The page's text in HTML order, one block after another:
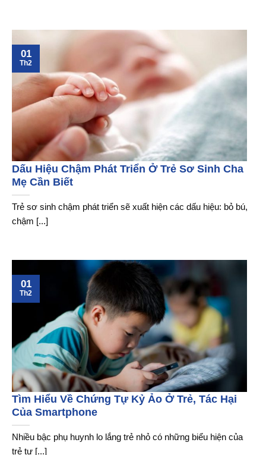
Dấu Hiệu Chậm Phát Triển Ở Trẻ Sơ Sinh Cha
Mẹ Cần Biết
Trẻ sơ sinh chậm phát triển sẽ xuất hiện các dấu hiệu: bỏ bú,
chậm [...]
01
Th2
Tìm Hiểu Về Chứng Tự Kỷ Ảo Ở Trẻ, Tác Hại
Của Smartphone
Nhiều bậc phụ huynh lo lắng trẻ nhỏ có những biểu hiện của
trẻ tự [...]
01
Th2